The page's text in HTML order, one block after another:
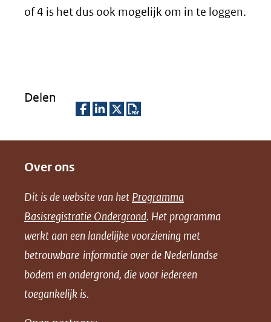
of 4 is het dus ook mogelijk om in te loggen.
Delen
n
o
p
F
a
c
n
o
p
L
i
n
o
p
X
(opent
l
o
a
d
P
Over ons
Dit is de website van het Programma
Basisregistratie Ondergrond. Het programma
werkt aan een landelijke voorziening met
betrouwbare informatie over de Nederlandse
bodem en ondergrond, die voor iedereen
toegankelijk is.